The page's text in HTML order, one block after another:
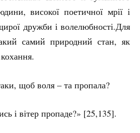
високої поетичної мрії і
дружби і волелюбності.Для
самий природний стан, як
щоб воля – та пропала?
і вітер пропаде?» [25,135].